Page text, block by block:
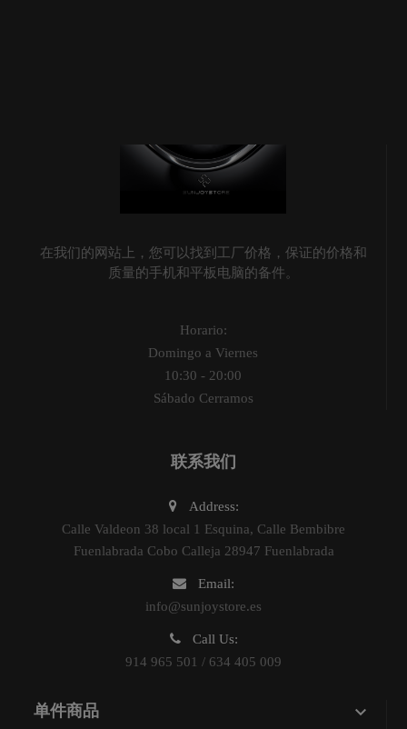
在我们的网站上，您可以找到工厂价格，保证的价格和
质量的手机和平板电脑的备件。
Horario:
Domingo a Viernes
10:30 - 20:00
Sábado Cerramos
联系我们
Address:
Calle Valdeon 38 local 1 Esquina, Calle Bembibre
Fuenlabrada Cobo Calleja 28947 Fuenlabrada
Email:
info@sunjoystore.es
Call Us:
914 965 501 / 634 405 009
单件商品 